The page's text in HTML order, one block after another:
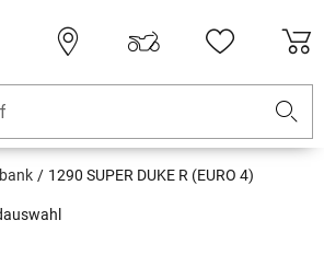
1290 SUPER DUKE R (EURO 4)